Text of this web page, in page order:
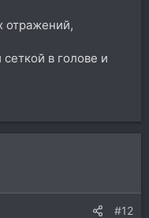
отражений,
в голове и
#12